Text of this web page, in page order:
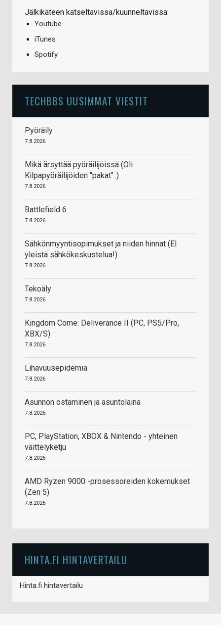
Jälkikäteen katseltavissa/kuunneltavissa:
Youtube
iTunes
Spotify
TECHBBS UUSIMMAT VIESTIT
Pyöräily
7.8.2026
Mikä ärsyttää pyöräilijöissä (Oli:
Kilpapyöräilijöiden "pakat"..)
7.8.2026
Battlefield 6
7.8.2026
Sähkönmyyntisopimukset ja niiden hinnat (EI
yleistä sähkökeskustelua!)
7.8.2026
Tekoäly
7.8.2026
Kingdom Come: Deliverance II (PC, PS5/Pro,
XBX/S)
7.8.2026
Lihavuusepidemia
7.8.2026
Asunnon ostaminen ja asuntolaina
7.8.2026
PC, PlayStation, XBOX & Nintendo - yhteinen
väittelyketju
7.8.2026
AMD Ryzen 9000 -prosessoreiden kokemukset
(Zen 5)
7.8.2026
HINTA.FI HINTAVERTAILU
Hinta.fi hintavertailu